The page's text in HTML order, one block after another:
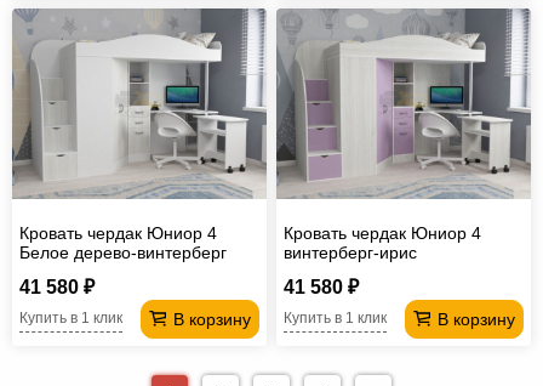
Кровать чердак Юниор 4
Белое дерево-винтерберг
41 580 ₽
В корзину
Купить в 1 клик
Кровать чердак Юниор 4
винтерберг-ирис
41 580 ₽
В корзину
Купить в 1 клик